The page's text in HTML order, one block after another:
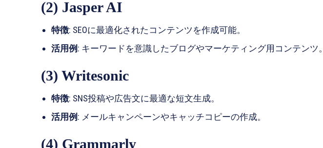
(2) Jasper AI
特徴: SEOに最適化されたコンテンツを作成可能。
活用例: キーワードを意識したブログやマーケティング用コンテンツ。
(3) Writesonic
特徴: SNS投稿や広告文に最適な短文生成。
活用例: メールキャンペーンやキャッチコピーの作成。
(4) Grammarly